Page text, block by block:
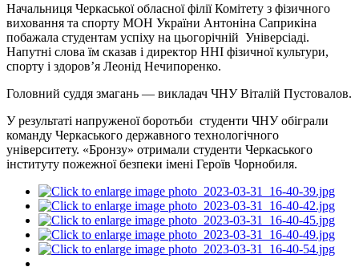
Начальниця Черкаської обласної філії Комітету з фізичного
виховання та спорту МОН України Антоніна Саприкіна
побажала студентам успіху на цьогорічній Універсіаді.
Напутні слова їм сказав і директор ННІ фізичної культури,
спорту і здоров’я Леонід Нечипоренко.
Головний суддя змагань — викладач ЧНУ Віталій Пустовалов.
У результаті напруженої боротьби студенти ЧНУ обіграли
команду Черкаського державного технологічного
університету. «Бронзу» отримали студенти Черкаського
інституту пожежної безпеки імені Героїв Чорнобиля.